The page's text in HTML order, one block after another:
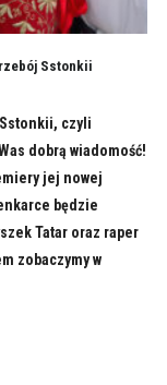
Sstonkii
czyli
dobrą wiadomość!
jej nowej
będzie
Tatar oraz raper
zobaczymy w